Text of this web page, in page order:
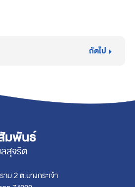
ถัดไป
มพันธ์
สุจริต
ม 2 ต.บางกระเจ้า